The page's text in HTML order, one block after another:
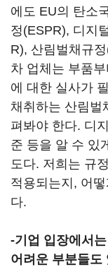
에도 EU의 탄소
정(ESPR), 디지
R), 산림벌채규
차 업체는 부품
에 대한 실사가
채취하는 산림벌
펴봐야 한다. 디
준 등을 알 수 있
도다. 저희는 규
적용되는지, 어
다.
-기업 입장에서
어려운 부분들도